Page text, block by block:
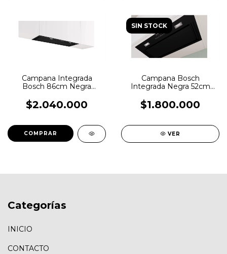
Campana Integrada
Bosch 86cm Negra
$2.040.000
SIN STOCK
Campana Bosch
Integrada Negra 52cm
$1.800.000
VER
Categorías
INICIO
CONTACTO